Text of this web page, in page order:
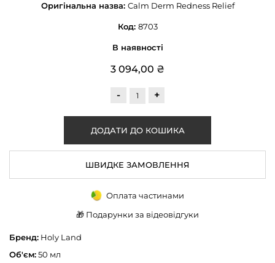
Оригінальна назва: Calm Derm Redness Relief
Код: 8703
В наявності
3 094,00 ₴
- +
ШВИДКЕ ЗАМОВЛЕННЯ
Оплата частинами
🎁 Подарунки за відеовідгуки
Бренд: Holy Land
Об'єм:50 мл